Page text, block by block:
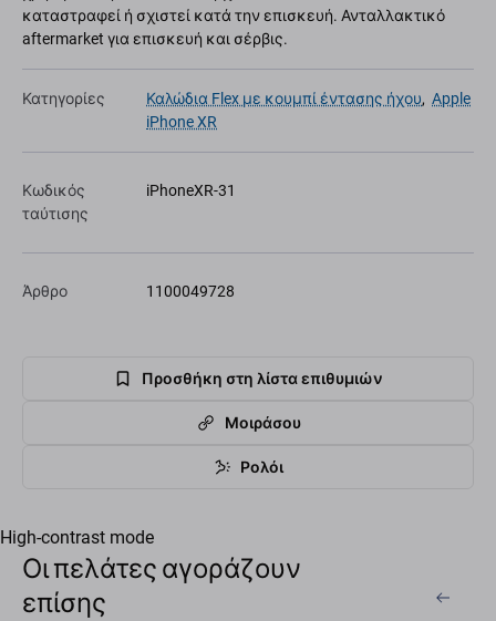
καταστραφεί ή σχιστεί κατά την επισκευή. Ανταλλακτικό
aftermarket για επισκευή και σέρβις.
Κατηγορίες Καλώδια Flex με κουμπί έντασης ήχου, Apple
iPhone XR
Κωδικός
ταύτισης
iPhoneXR-31
Άρθρο 1100049728
Προσθήκη στη λίστα επιθυμιών
Μοιράσου
Ρολόι
High-contrast mode
Οι πελάτες αγοράζουν
επίσης